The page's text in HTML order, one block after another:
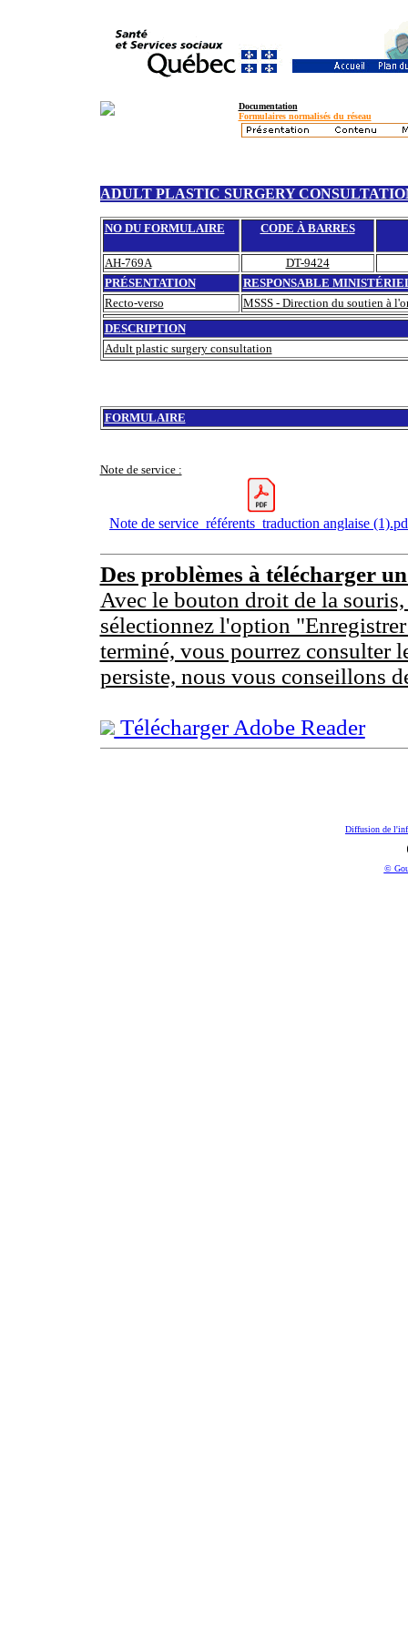
Documentation
Formulaires normalisés du réseau
ADULT PLASTIC SURGERY
NO DU FORMULAIRE CODE À BARRES
AH-769A
DT-9424
PRÉSENTATION
RESPONSABLE
Recto-verso
MSSS - Direction du soutien à
DESCRIPTION
Adult plastic surgery consultation
FORMULAIRE
Note de service :
Note de service_référents_traduction anglaise
Des problèmes à télécharger
Avec le bouton droit de la
sélectionnez l'option
terminé, vous pourrez consulter
persiste, nous vous conseillons
Télécharger Adobe Reader
Diffusion de
©